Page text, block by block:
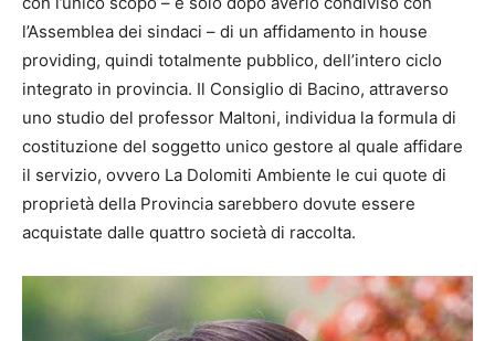
l’Assemblea dei sindaci – di un affidamento in house
providing, quindi totalmente pubblico, dell’intero ciclo
integrato in provincia. Il Consiglio di Bacino, attraverso
uno studio del professor Maltoni, individua la formula di
costituzione del soggetto unico gestore al quale affidare
il servizio, ovvero La Dolomiti Ambiente le cui quote di
proprietà della Provincia sarebbero dovute essere
acquistate dalle quattro società di raccolta.